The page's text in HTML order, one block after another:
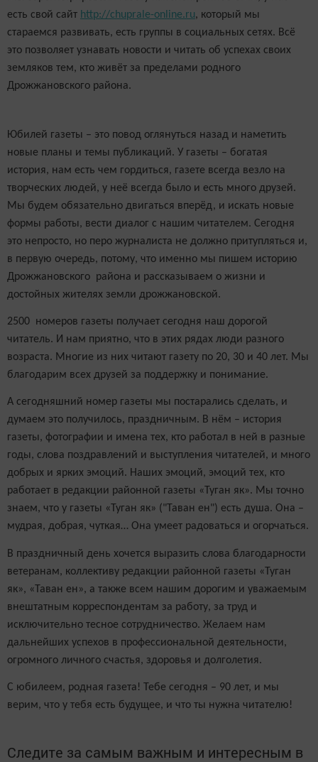
есть свой сайт http://chuprale-online.ru, который мы
стараемся развивать, есть группы в социальных сетях. Всё
это позволяет узнавать новости и читать об успехах своих
земляков тем, кто живёт за пределами родного
Дрожжановского района.
Юбилей газеты – это повод оглянуться назад и наметить
новые планы и темы публикаций. У газеты – богатая
история, нам есть чем гордиться, газете всегда везло на
творческих людей, у неё всегда было и есть много друзей.
Мы будем обязательно двигаться вперёд, и искать новые
формы работы, вести диалог с нашим читателем. Сегодня
это непросто, но перо журналиста не должно притупляться и,
в первую очередь, потому, что именно мы пишем историю
Дрожжановского района и рассказываем о жизни и
достойных жителях земли дрожжановской.
2500 номеров газеты получает сегодня наш дорогой
читатель. И нам приятно, что в этих рядах люди разного
возраста. Многие из них читают газету по 20, 30 и 40 лет. Мы
благодарим всех друзей за поддержку и понимание.
А сегодняшний номер газеты мы постарались сделать, и
думаем это получилось, праздничным. В нём – история
газеты, фотографии и имена тех, кто работал в ней в разные
годы, слова поздравлений и выступления читателей, и много
добрых и ярких эмоций. Наших эмоций, эмоций тех, кто
работает в редакции районной газеты «Туган як». Мы точно
знаем, что у газеты «Туган як» ("Таван ен") есть душа. Она –
мудрая, добрая, чуткая… Она умеет радоваться и огорчаться.
В праздничный день хочется выразить слова благодарности
ветеранам, коллективу редакции районной газеты «Туган
як», «Таван ен», а также всем нашим дорогим и уважаемым
внештатным корреспондентам за работу, за труд и
исключительно тесное сотрудничество. Желаем нам
дальнейших успехов в профессиональной деятельности,
огромного личного счастья, здоровья и долголетия.
С юбилеем, родная газета! Тебе сегодня – 90 лет, и мы
верим, что у тебя есть будущее, и что ты нужна читателю!
Следите за самым важным и интересным в